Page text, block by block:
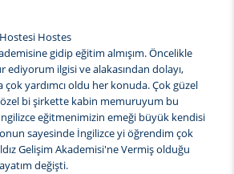
Hostes
gidip eğitim almışım. Öncelikle
ediyorum ilgisi ve alakasından dolayı,
yardımcı oldu her konuda. Çok güzel
bi şirkette kabin memuruyum bu
İngilizce eğitmenimizin emeği büyük kendisi
sayesinde İngilizce yi öğrendim çok
Gelişim Akademisi'ne Vermiş olduğu
değişti.